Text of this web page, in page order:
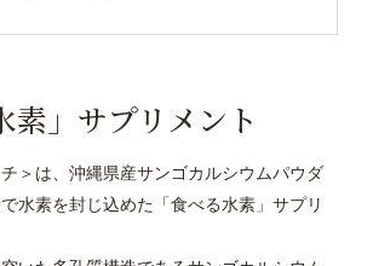
ださい。
て複数のお届け先を設定することはで
み時に登録住所以外をお届け先にご設
素」サプリメント
＞は、沖縄県産サンゴカルシウムパウダ
水素を封じ込めた「食べる水素」サプリ